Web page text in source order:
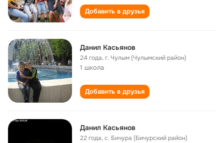
Добавить в друзья
Данил Касьянов
24 года,г. Чулым (Чулымский район)
1 школа
Добавить в друзья
Данил Касьянов
22 года,с. Бичура (Бичурский район)